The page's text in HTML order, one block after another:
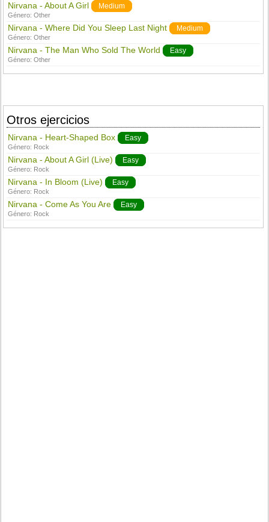
Nirvana - About A Girl Medium
Género:Other
Nirvana - Where Did You Sleep Last Night Medium
Género:Other
Nirvana - The Man Who Sold The World Easy
Género:Other
Otros ejercicios
Nirvana - Heart-Shaped Box Easy
Género: Rock
Nirvana - About A Girl (Live) Easy
Género: Rock
Nirvana - In Bloom (Live) Easy
Género: Rock
Nirvana - Come As You Are Easy
Género: Rock